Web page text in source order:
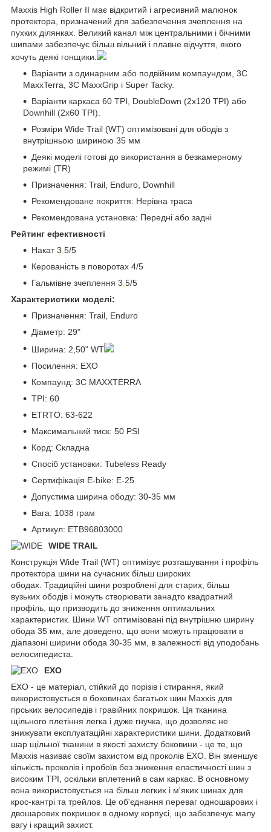
Maxxis High Roller II має відкритий і агресивний малюнок
протектора, призначений для забезпечення зчеплення на
пухких ділянках. Великий канал між центральними і бічними
шипами забезпечує більш вільний і плавне відчуття, якого
хочуть деякі гонщики.
Варіанти з одинарним або подвійним компаундом, 3C
MaxxTerra, 3C MaxxGrip і Super Tacky.
Варіанти каркаса 60 TPI, DoubleDown (2x120 TPI) або
Downhill (2x60 TPI).
Розміри Wide Trail (WT) оптимізовані для ободів з
внутрішньою шириною 35 мм
Деякі моделі готові до використання в безкамерному
режимі (TR)
Призначення: Trail, Enduro, Downhill
Рекомендоване покриття: Нерівна траса
Рекомендована установка: Передні або задні
Рейтинг ефективності
Накат 3,5/5
Керованість в поворотах 4/5
Гальмівне зчеплення 3,5/5
Характеристики моделі:
Призначення: Trail, Enduro
Діаметр: 29"
Ширина: 2,50" WT
Посилення: EXO
Компаунд: 3C MAXXTERRA
TPI: 60
ETRTO: 63-622
Максимальний тиск: 50 PSI
Корд: Складна
Спосіб установки: Tubeless Ready
Сертифікація E-bike: E-25
Допустима ширина ободу: 30-35 мм
Вага: 1038 грам
Артикул: ETB96803000
WIDE TRAIL
Конструкція Wide Trail (WT) оптимізує розташування і профіль
протектора шини на сучасних більш широких
ободах. Традиційні шини розроблені для старих, більш
вузьких ободів і можуть створювати занадто квадратний
профіль, що призводить до зниження оптимальних
характеристик. Шини WT оптимізовані під внутрішню ширину
обода 35 мм, але доведено, що вони можуть працювати в
діапазоні ширини обода 30-35 мм, в залежності від уподобань
велосипедиста.
EXO
EXO - це матеріал, стійкий до порізів і стирання, який
використовується в боковинах багатьох шин Maxxis для
гірських велосипедів і гравійних покришок. Ця тканина
щільного плетіння легка і дуже гнучка, що дозволяє не
знижувати експлуатаційні характеристики шини. Додатковий
шар щільної тканини в якості захисту боковини - це те, що
Maxxis називає своїм захистом від проколів EXO. Він зменшує
кількість проколів і пробоїв без зниження еластичності шин з
високим TPI, оскільки вплетений в сам каркас. В основному
вона використовується на більш легких і м'яких шинах для
крос-кантрі та трейлов. Це об'єднання переваг одношарових і
двошарових покришок в одному корпусі, що забезпечує малу
вагу і кращий захист.